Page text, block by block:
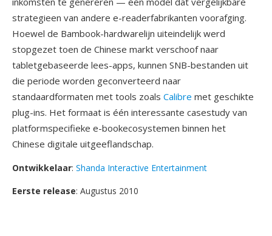
strategieen van andere e-readerfabrikanten voorafging.
Hoewel de Bambook-hardwarelijn uiteindelijk werd
stopgezet toen de Chinese markt verschoof naar
tabletgebaseerde lees-apps, kunnen SNB-bestanden uit
die periode worden geconverteerd naar
standaardformaten met tools zoals Calibre met geschikte
plug-ins. Het formaat is één interessante casestudy van
platformspecifieke e-bookecosystemen binnen het
Chinese digitale uitgeeflandschap.
Ontwikkelaar: Shanda Interactive Entertainment
Eerste release: Augustus 2010